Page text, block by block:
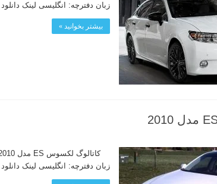
زبان دفترچه: انگلیسی لینک دانلود
بیشتر بخوانید »
زبان دفترچه: انگلیسی لینک دانلود